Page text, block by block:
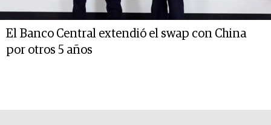
El Banco Central extendió el swap con China
por otros 5 años